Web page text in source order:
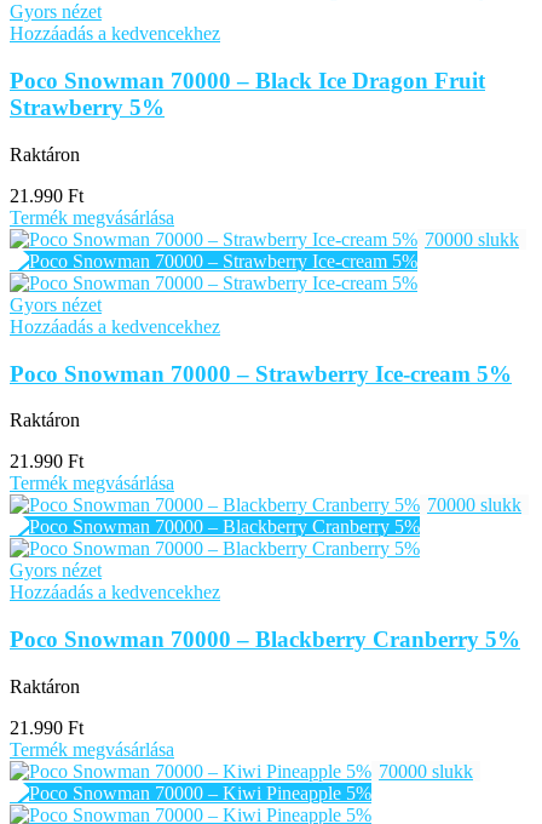
Gyors nézet
Hozzáadás a kedvencekhez
Poco Snowman 70000 – Black Ice Dragon Fruit
Strawberry 5%
Raktáron
21.990 Ft
Termék megvásárlása
70000 slukk
Gyors nézet
Hozzáadás a kedvencekhez
Poco Snowman 70000 – Strawberry Ice-cream 5%
Raktáron
21.990 Ft
Termék megvásárlása
70000 slukk
Gyors nézet
Hozzáadás a kedvencekhez
Poco Snowman 70000 – Blackberry Cranberry 5%
Raktáron
21.990 Ft
Termék megvásárlása
70000 slukk